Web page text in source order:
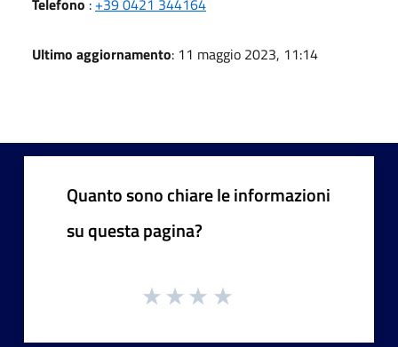
Ultimo aggiornamento: 11 maggio 2023, 11:14
Quanto sono chiare le informazioni
su questa pagina?